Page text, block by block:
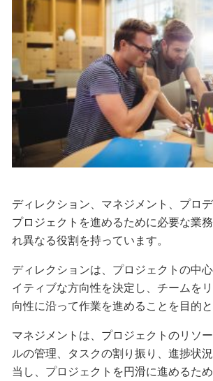
ディレクション、マネジメント、プロ
プロジェクトを進めるために必要な業
れ異なる役割を持っています。
ディレクションは、プロジェクトの中
イティブな方向性を決定し、チームを
向性に沿って作業を進めることを目的と
マネジメントは、プロジェクトのリソ
ルの管理、タスクの割り振り、進捗状
当し、プロジェクトを円滑に進めるた